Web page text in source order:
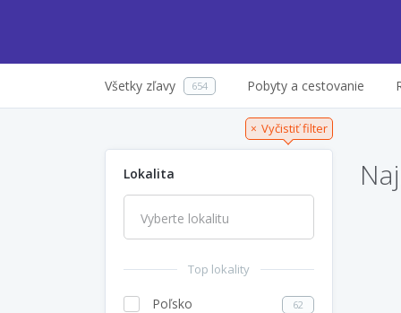
Všetky zľavy 654 Pobyty a cestovanie
× Vyčistiť filter
Lokalita
Top lokality
Poľsko 62